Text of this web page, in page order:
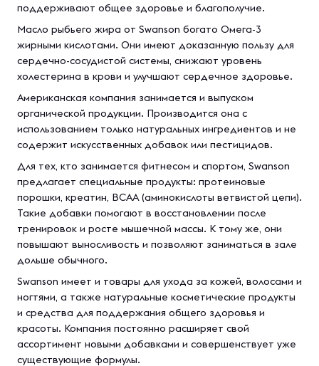
поддерживают общее здоровье и благополучие.
Масло рыбьего жира от Swanson богато Омега-3
жирными кислотами. Они имеют доказанную пользу для
сердечно-сосудистой системы, снижают уровень
холестерина в крови и улучшают сердечное здоровье.
Американская компания занимается и выпуском
органической продукции. Производится она с
использованием только натуральных ингредиентов и не
содержит искусственных добавок или пестицидов.
Для тех, кто занимается фитнесом и спортом, Swanson
предлагает специальные продукты: протеиновые
порошки, креатин, BCAA (аминокислоты ветвистой цепи).
Такие добавки помогают в восстановлении после
тренировок и росте мышечной массы. К тому же, они
повышают выносливость и позволяют заниматься в зале
дольше обычного.
Swanson имеет и товары для ухода за кожей, волосами и
ногтями, а также натуральные косметические продукты
и средства для поддержания общего здоровья и
красоты. Компания постоянно расширяет свой
ассортимент новыми добавками и совершенствует уже
существующие формулы.